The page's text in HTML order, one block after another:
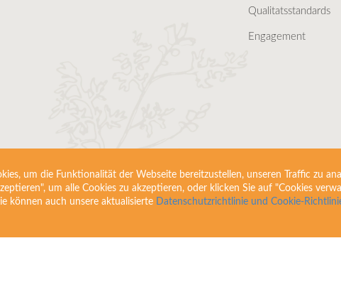
um die Funktionalität der Webseite bereitzustellen, unseren Traffic zu
um alle Cookies zu akzeptieren, oder klicken Sie auf "Cookies
können auch unsere aktualisierte Datenschutzrichtlinie und Cookie-
Qualitatsstandards
Engagement